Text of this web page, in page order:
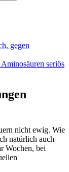
gegen
seriös
nicht ewig. Wie
natürlich auch
Wochen, bei